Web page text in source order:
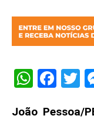
João Pessoa/